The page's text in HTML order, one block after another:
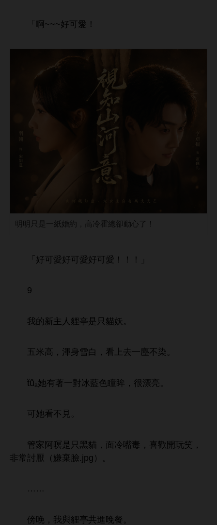
「啊~~~好 ！
明明只是一紙婚約，高冷霍總卻動心了！
「好 好 好 ！！！」
9
主 貍亭 只貓妖。
米 ，渾 ， 染。
ẗũ̂ₐ 著 對冰 瞳眸，很漂亮。
見。
管 阿暝 只 貓，面 嘴毒，
玩笑，
非常討厭（嫌棄
.jpg）。
……
傍 ， 與貍亭共 餐。